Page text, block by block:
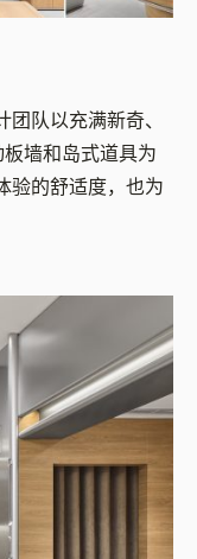
队以充满新奇、
墙和岛式道具为
验的舒适度，也为